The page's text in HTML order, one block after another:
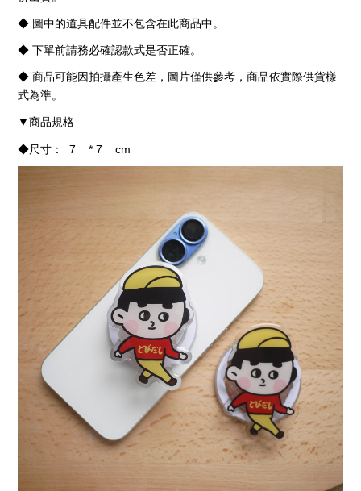
◆ 圖中的道具配件並不包含在此商品中。
◆ 下單前請務必確認款式是否正確。
◆ 商品可能因拍攝產生色差，圖片僅供參考，商品依實際供貨樣
式為準。
▼ 商品規格
◆尺寸： 7 * 7 cm